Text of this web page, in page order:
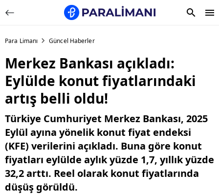
Para Limanı Güncel Haberler
Merkez Bankası açıkladı:
Eylülde konut fiyatlarındaki
artış belli oldu!
Türkiye Cumhuriyet Merkez Bankası, 2025
Eylül ayına yönelik konut fiyat endeksi
(KFE) verilerini açıkladı. Buna göre konut
fiyatları eylülde aylık yüzde 1,7, yıllık yüzde
32,2 arttı. Reel olarak konut fiyatlarında
düşüş görüldü.